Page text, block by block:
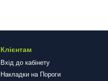
Клієнтам
Вхід до кабінету
Накладки на Пороги